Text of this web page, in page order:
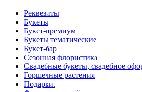
Реквезиты
Букеты
Букет-премиум
Букеты тематические
Букет-бар
Сезонная флористика
Свадебные букеты, свадебное
Горшечные растения
Подарки.